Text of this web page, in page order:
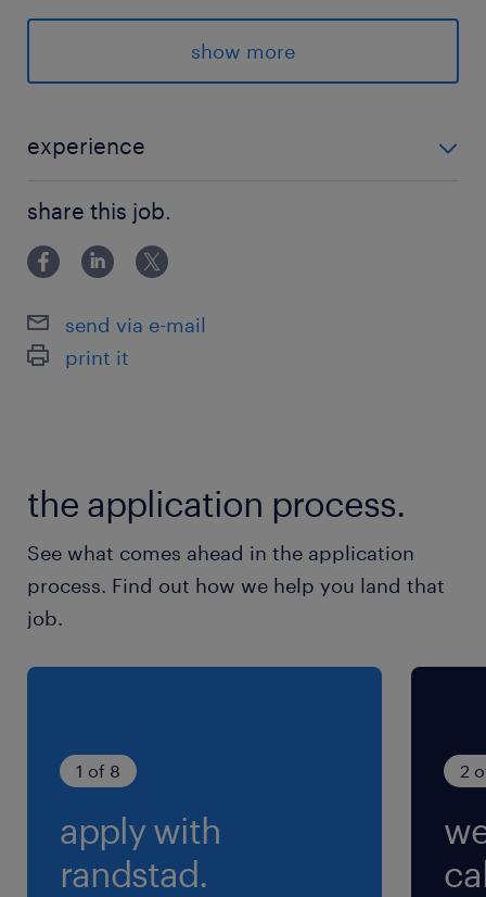
★経験が浅くてもOK！
★研修やOJTもあるので、ゆっくりステップUPで
きる環境です！
＝＝
派遣先の特徴
《 博多 》
＊微経験OK
＊ネットワークエンジニア
＊日勤
＊社会保険完備
最寄駅
博多駅（徒歩12分）
駅南二丁目駅（徒歩2分）
休日休暇
土日祝日
完全週休2日制(土日祝休み)
show more
experience
経験や運用経験がある方
share this job.
send via e-mail
print it
the application process.
See what comes ahead in the application
process. Find out how we help you land that
job.
1 of 8
apply with
randstad.
2